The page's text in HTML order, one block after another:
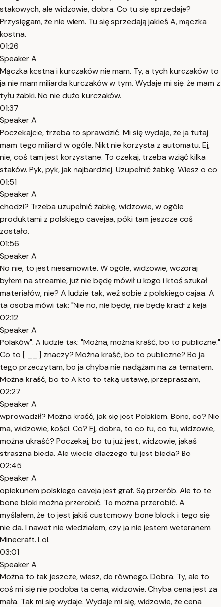
stakowych, ale widzowie, dobra. Co tu się sprzedaje?
Przysięgam, że nie wiem. Tu się sprzedają jakieś A, mączka
kostna.
01:26
Speaker A
Mączka kostna i kurczaków nie mam. Ty, a tych kurczaków to
ja nie mam miliarda kurczaków w tym. Wydaje mi się, że mam z
tyłu żabki. No nie dużo kurczaków.
01:37
Speaker A
Poczekajcie, trzeba to sprawdzić. Mi się wydaje, że ja tutaj
mam tego miliard w ogóle. Nikt nie korzysta z automatu. Ej,
nie, coś tam jest korzystane. To czekaj, trzeba wziąć kilka
staków. Pyk, pyk, jak najbardziej. Uzupełnić żabkę. Wiesz o co
01:51
Speaker A
chodzi? Trzeba uzupełnić żabkę, widzowie, w ogóle
produktami z polskiego cavejaa, póki tam jeszcze coś
zostało.
01:56
Speaker A
No nie, to jest niesamowite. W ogóle, widzowie, wczoraj
byłem na streamie, już nie będę mówił u kogo i ktoś szukał
materiałów, nie? A ludzie tak, weź sobie z polskiego cajaa. A
ta osoba mówi tak: "Nie no, nie będę, nie będę kradł z keja
02:12
Speaker A
Polaków". A ludzie tak: "Można, można kraść, bo to publiczne."
Co to [ __ ] znaczy? Można kraść, bo to publiczne? Bo ja
tego przeczytam, bo ja chyba nie nadążam na za tematem.
Można kraść, bo to A kto to taką ustawę, przepraszam,
02:27
Speaker A
wprowadził? Można kraść, jak się jest Polakiem. Bone, co? Nie
ma, widzowie, kości. Co? Ej, dobra, to co tu, co tu, widzowie,
można ukraść? Poczekaj, bo tu już jest, widzowie, jakaś
straszna bieda. Ale wiecie dlaczego tu jest bieda? Bo
02:45
Speaker A
opiekunem polskiego caveja jest graf. Są przerób. Ale to te
bone bloki można przerobić. To można przerobić. A
myślałem, że to jest jakiś customowy bone block i tego się
nie da. I nawet nie wiedziałem, czy ja nie jestem weteranem
Minecraft. Lol.
03:01
Speaker A
Można to tak jeszcze, wiesz, do równego. Dobra. Ty, ale to
coś mi się nie podoba ta cena, widzowie. Chyba cena jest za
mała. Tak mi się wydaje. Wydaje mi się, widzowie, że cena